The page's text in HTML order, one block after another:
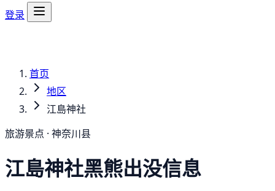
登录
首页
地区
江島神社
旅游景点 · 神奈川县
江島神社黑熊出没信息